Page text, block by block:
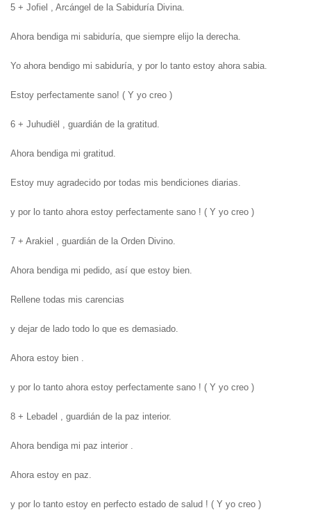
5 + Jofiel , Arcángel de la Sabiduría Divina.
Ahora bendiga mi sabiduría, que siempre elijo la derecha.
Yo ahora bendigo mi sabiduría, y por lo tanto estoy ahora sabia.
Estoy perfectamente sano! ( Y yo creo )
6 + Juhudiël , guardián de la gratitud.
Ahora bendiga mi gratitud.
Estoy muy agradecido por todas mis bendiciones diarias.
y por lo tanto ahora estoy perfectamente sano ! ( Y yo creo )
7 + Arakiel , guardián de la Orden Divino.
Ahora bendiga mi pedido, así que estoy bien.
Rellene todas mis carencias
y dejar de lado todo lo que es demasiado.
Ahora estoy bien .
y por lo tanto ahora estoy perfectamente sano ! ( Y yo creo )
8 + Lebadel , guardián de la paz interior.
Ahora bendiga mi paz interior .
Ahora estoy en paz.
y por lo tanto estoy en perfecto estado de salud ! ( Y yo creo )